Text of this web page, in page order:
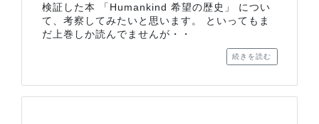
検証した本 「Humankind 希望の歴史」 につい
て、考察してみたいと思います。 といってもま
だ上巻しか読んでませんが・・
続きを読む